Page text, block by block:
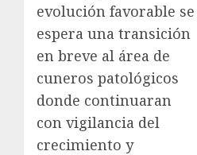
evolución favorable se
espera una transición
en breve al área de
cuneros patológicos
donde continuaran
con vigilancia del
crecimiento y